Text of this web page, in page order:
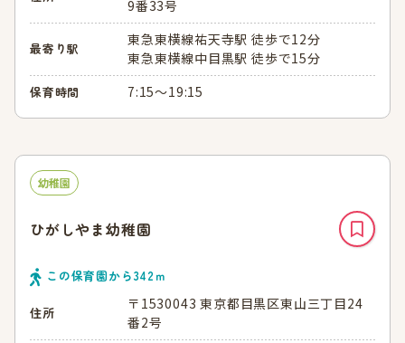
9番33号
最寄り駅
東急東横線祐天寺駅 徒歩で12分
東急東横線中目黒駅 徒歩で15分
保育時間 7:15～19:15
幼稚園
ひがしやま幼稚園
この保育園から342ｍ
住所
〒1530043 東京都目黒区東山三丁目24
番2号